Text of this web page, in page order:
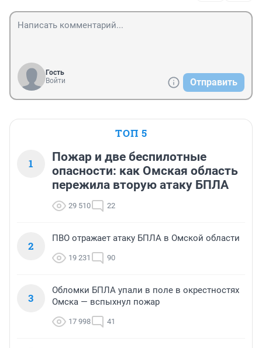
Гость
Войти
Отправить
ТОП 5
1
Пожар и две беспилотные
опасности: как Омская область
пережила вторую атаку БПЛА
29 510 22
2
ПВО отражает атаку БПЛА в Омской области
19 231 90
3
Обломки БПЛА упали в поле в окрестностях
Омска — вспыхнул пожар
17 998 41